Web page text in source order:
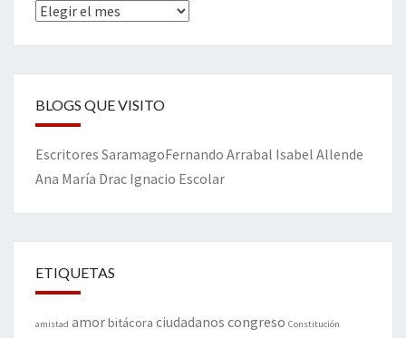
Archivos
BLOGS QUE VISITO
Escritores SaramagoFernando Arrabal Isabel Allende
Ana María Drac Ignacio Escolar
ETIQUETAS
amistad amorbitácora ciudadanos congreso Constitución